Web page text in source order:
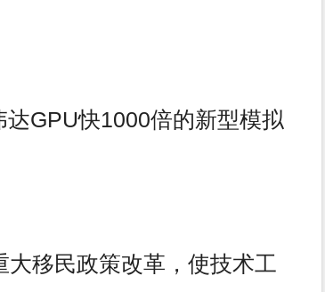
GPU快1000倍的新型模拟
大移民政策改革，使技术工